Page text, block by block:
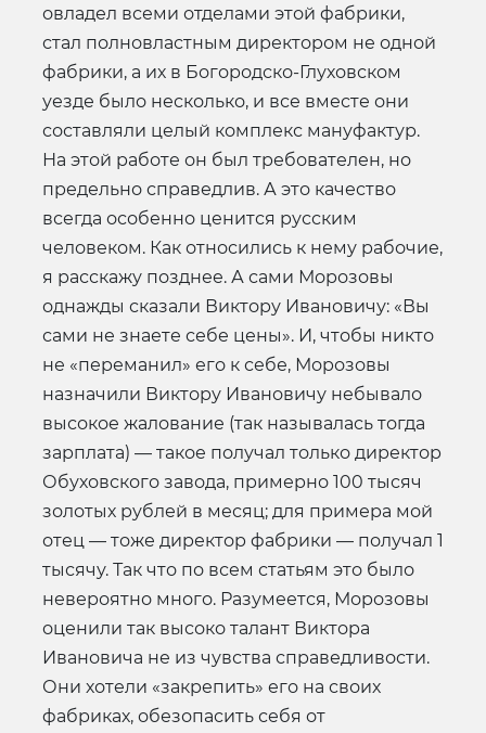
овладел всеми отделами этой фабрики,
стал полновластным директором не одной
фабрики, а их в Богородско-Глуховском
уезде было несколько, и все вместе они
составляли целый комплекс мануфактур.
На этой работе он был требователен, но
предельно справедлив. А это качество
всегда особенно ценится русским
человеком. Как относились к нему рабочие,
я расскажу позднее. А сами Морозовы
однажды сказали Виктору Ивановичу: «Вы
сами не знаете себе цены». И, чтобы никто
не «переманил» его к себе, Морозовы
назначили Виктору Ивановичу небывало
высокое жалование (так называлась тогда
зарплата) — такое получал только директор
Обуховского завода, примерно 100 тысяч
золотых рублей в месяц; для примера мой
отец — тоже директор фабрики — получал 1
тысячу. Так что по всем статьям это было
невероятно много. Разумеется, Морозовы
оценили так высоко талант Виктора
Ивановича не из чувства справедливости.
Они хотели «закрепить» его на своих
фабриках, обезопасить себя от